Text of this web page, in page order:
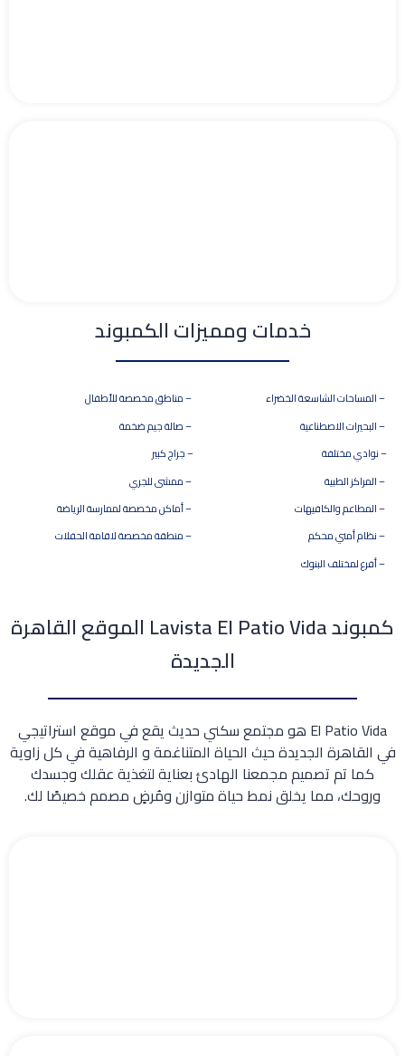
خدمات ومميزات الكمبوند
– المساحات الشاسعة الخضراء
– البحيرات الاصطناعية
– نوادي مختلفة
– المراكز الطبية
– المطاعم والكافيهات
– نظام أمني محكم
– أفرع لمختلف البنوك
– مناطق مخصصة للأطفال
– صالة جيم ضخمة
– جراج كبير
– ممشى للجري
– أماكن مخصصة لممارسة الرياضة
– منطقة مخصصة لاقامة الحفلات
كمبوند Lavista El Patio Vida الموقع القاهرة
الجديدة
El Patio Vida هو مجتمع سكني حديث يقع في موقع استراتيجي
في القاهرة الجديدة حيث الحياة المتناغمة و الرفاهية في كل زاوية
كما تم تصميم مجمعنا الهادئ بعناية لتغذية عقلك وجسدك
وروحك، مما يخلق نمط حياة متوازن ومُرضٍ مصمم خصيصًا لك.